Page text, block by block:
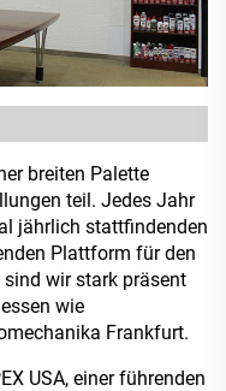
breiten Palette
teil. Jedes Jahr
jährlich stattfindenden
Plattform für den
wir stark präsent
wie
Frankfurt.
USA, einer führenden